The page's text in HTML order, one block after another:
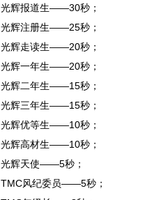
光辉报道生——30秒；
光辉注册生——25秒；
光辉走读生——20秒；
光辉一年生——20秒；
光辉二年生——15秒；
光辉三年生——15秒；
光辉优等生——10秒；
光辉高材生——10秒；
光辉天使——5秒；
TMC风纪委员——5秒；